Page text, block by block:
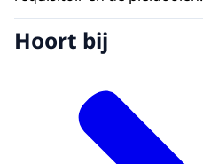
Hoort bij